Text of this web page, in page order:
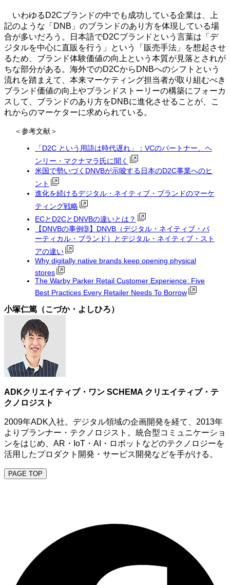
いわゆるD2Cブランドの中でも成功している企業は、上
記のような「DNB」のブランドのあり方を体現している場
合が多いだろう。日本語でD2Cブランドという言葉は「デ
ジタルを中心に直販を行う」という「販売手法」を想起させ
るため、ブランド体験価値の向上という本質が見落とされが
ちな部分がある。海外でのD2CからDNBへのシフトという
流れを踏まえて、本来マーケティング担当者が取り組むべき
ブランド価値の向上やブランドストーリーの構築にフォーカ
スして、ブランドのあり方をDNBに進化させることが、こ
れからのマーケターに求められている。
＜参考文献＞
「D2C という用語は時代遅れ」：VCのパートナー、ヘ
ンリー・マクナマラ氏に聞く
米国で勢いづくDNVBが示唆する日本のD2C事業へのヒ
ント
進化を続けるデジタル・ネイティブ・ブランドのマーケ
ティング戦略
ECとD2CとDNVBの違いとは？
【DNVBの事例➈】DNVB（デジタル・ネイティブ・バ
ーティカル・ブランド）とデジタル・ネイティブ・スト
アの違い
Why digitally native brands keep opening physical
stores
The Warby Parker Retail Customer Experience: Five
Best Practices Every Retailer Needs To Borrow
小塚仁篤（こづか・よしひろ）
ADKクリエイティブ・ワン SCHEMA クリエイティブ・テ
クノロジスト
2009年ADK入社。デジタル領域の企画開発を経て、2013年
よりプランナー・テクノロジスト。統合型コミュニケーショ
ンをはじめ、AR・IoT・AI・ロボットなどのテクノロジーを
活用したプロダクト開発・サービス開発などを手がける。
PAGE TOP